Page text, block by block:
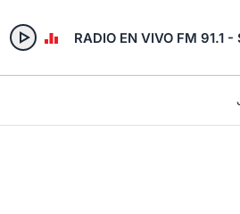
RADIO EN VIVO FM 91.1 -